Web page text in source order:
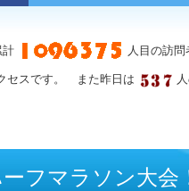
計 人目の訪
セスです。 また昨日は
ーフマラソン大